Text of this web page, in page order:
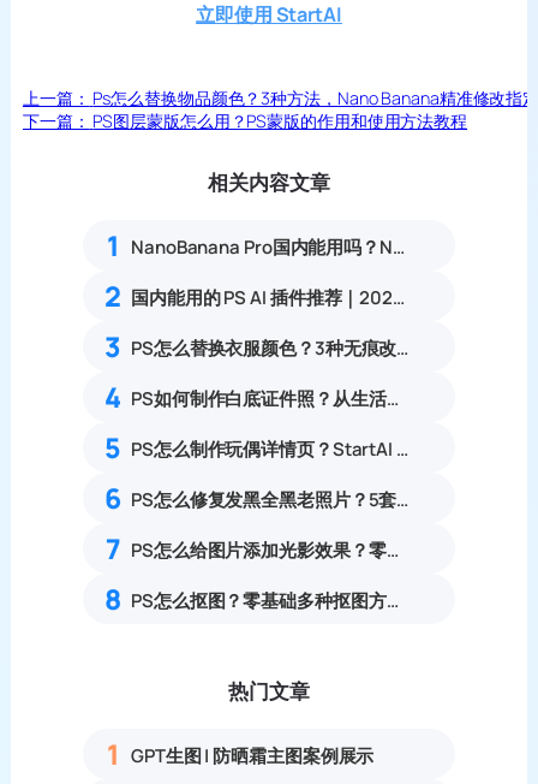
立即使用 StartAI
上一篇： Ps怎么替换物品颜色？3种方法，Nano Banana精准修改指
下一篇： PS图层蒙版怎么用？PS蒙版的作用和使用方法教程
相关内容文章
1 NanoBanana Pro国内能用吗？Nano banana使用教程
2 国内能用的 PS AI 插件推荐｜2026 4款AI插件最新实测
3 PS怎么替换衣服颜色？3种无痕改色保留纹理零基础教程
4 PS如何制作白底证件照？从生活照转换成标准电子证件照步骤
5 PS怎么制作玩偶详情页？StartAI 5分钟搞定详情页制作
6 PS怎么修复发黑全黑老照片？5套暗部找回细节旧照修复实操教程
7 PS怎么给图片添加光影效果？零基础制作自然通透光影特效教程
8 PS怎么抠图？零基础多种抠图方法实操完整教程
热门文章
1 GPT生图 | 防晒霜主图案例展示